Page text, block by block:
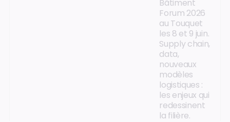
Bâtiment
Forum 2026
au Touquet
les 8 et 9 juin.
Supply chain,
data,
nouveaux
modèles
logistiques :
les enjeux qui
redessinent
la filière.